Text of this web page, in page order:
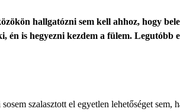
hallgatózni sem kell ahhoz, hogy
is hegyezni kezdem a fülem. Legutóbb
szalasztott el egyetlen lehetőséget